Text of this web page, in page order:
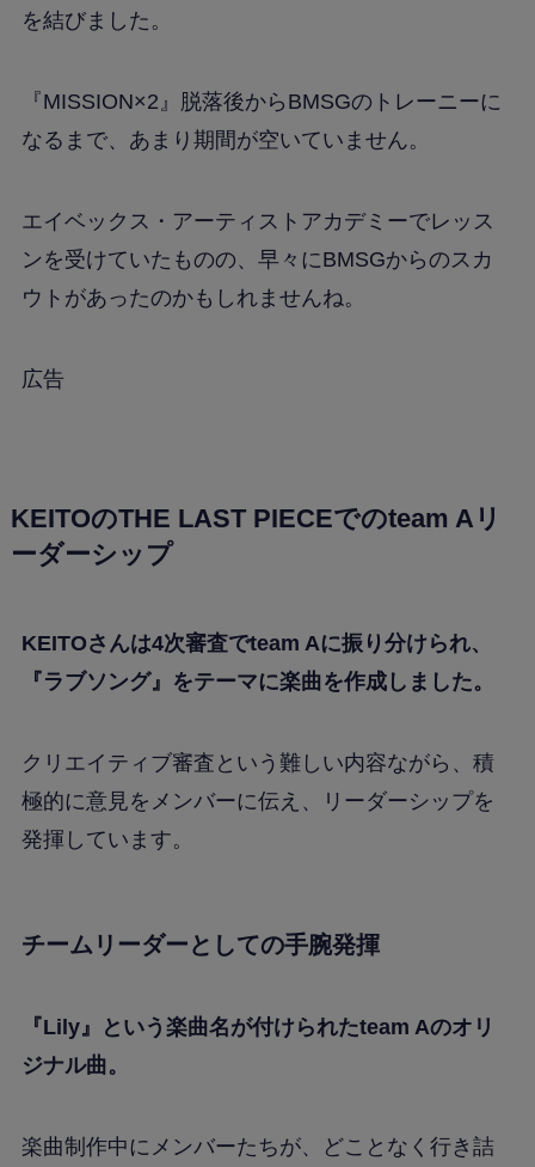
を結びました。
『MISSION×2』脱落後からBMSGのトレーニーに
なるまで、あまり期間が空いていません。
エイベックス・アーティストアカデミーでレッス
ンを受けていたものの、早々にBMSGからのスカ
ウトがあったのかもしれませんね。
広告
KEITOのTHE LAST PIECEでのteam Aリ
ーダーシップ
KEITOさんは4次審査でteam Aに振り分けられ、
『ラブソング』をテーマに楽曲を作成しました。
クリエイティブ審査という難しい内容ながら、積
極的に意見をメンバーに伝え、リーダーシップを
発揮しています。
チームリーダーとしての手腕発揮
『Lily』という楽曲名が付けられたteam Aのオリ
ジナル曲。
楽曲制作中にメンバーたちが、どことなく行き詰